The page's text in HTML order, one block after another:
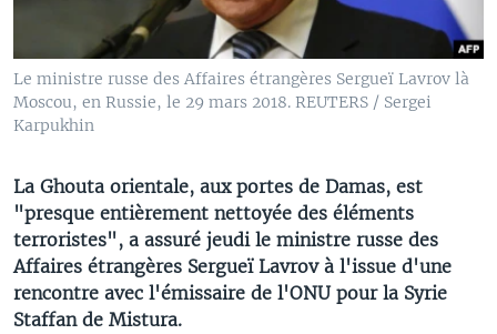
Le ministre russe des Affaires étrangères Sergueï Lavrov là
Moscou, en Russie, le 29 mars 2018. REUTERS / Sergei
Karpukhin
La Ghouta orientale, aux portes de Damas, est
"presque entièrement nettoyée des éléments
terroristes", a assuré jeudi le ministre russe des
Affaires étrangères Sergueï Lavrov à l'issue d'une
rencontre avec l'émissaire de l'ONU pour la Syrie
Staffan de Mistura.